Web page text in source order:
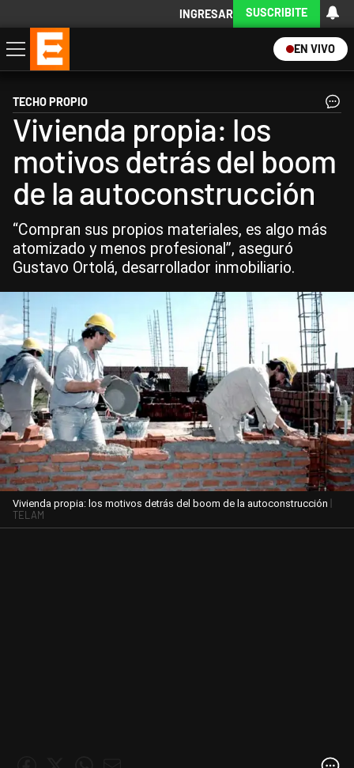
INGRESAR SUSCRIBITE
EN VIVO
Economía
Política
Internacional
Actualidad
Descargá la App
TECHO PROPIO
Vivienda propia: los
motivos detrás del boom
de la autoconstrucción
“Compran sus propios materiales, es algo más
atomizado y menos profesional”, aseguró
Gustavo Ortolá, desarrollador inmobiliario.
Vivienda propia: los motivos detrás del boom de la autoconstrucción |
TELAM